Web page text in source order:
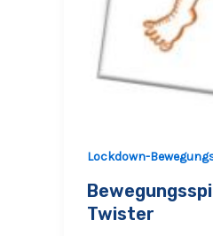
Lockdown-
Twister